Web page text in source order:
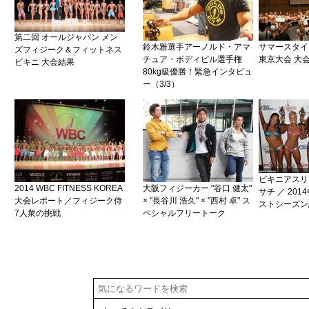
第二回 オールジャパン メン
ズフィジーク＆フィットネス
ビキニ 大会結果
鈴木雅選手アーノルド・アマ
チュア・ボディビル選手権
80kg級優勝！緊急インタビュ
ー（3/3）
サマースタ
東京大会 大
2014 WBC FITNESS KOREA
大会レポート／フィジーク侍
7人衆の挑戦
大阪フィジーカー "谷口 健太"
× "長谷川 浩久" × "西村 卓" ス
ペシャルフリートーク
ビキニアス
サチ ／
ストシーズ